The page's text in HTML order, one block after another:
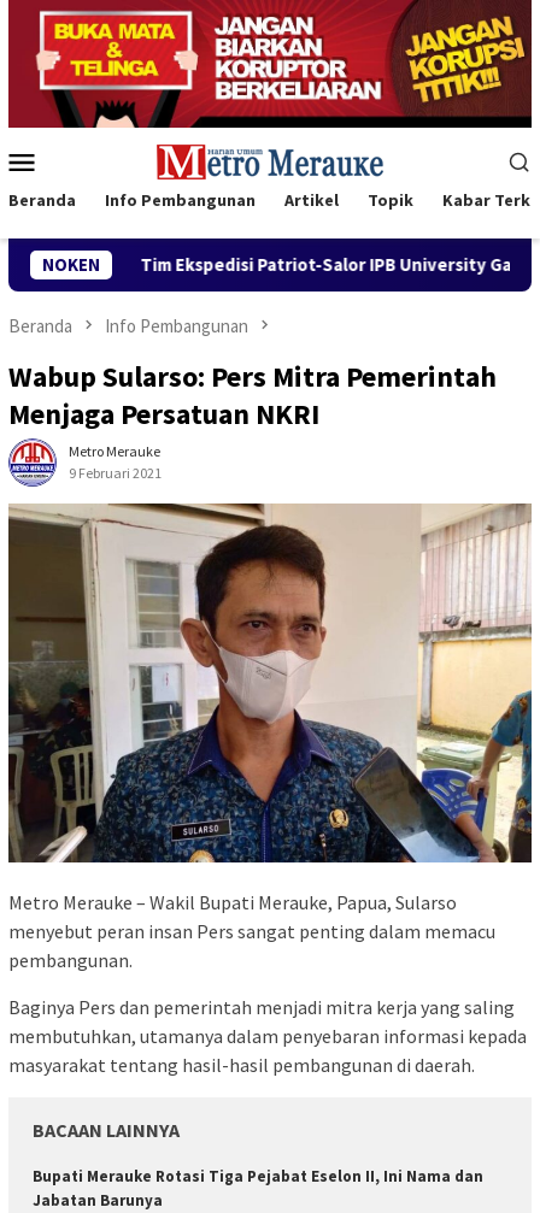
Loncat
konten
Mobile
Beranda Info Pembangunan Artikel Topik Kabar
NOKEN
IPB University Gandeng Dinas Perikanan Merauke
Beranda Info Pembangunan
Wabup Sularso: Pers Mitra Pemerintah
Menjaga Persatuan NKRI
Metro Merauke
9 Februari 2021
Metro Merauke – Wakil Bupati Merauke, Papua, Sularso
menyebut peran insan Pers sangat penting dalam memacu
pembangunan.
Baginya Pers dan pemerintah menjadi mitra kerja yang saling
membutuhkan, utamanya dalam penyebaran informasi kepada
masyarakat tentang hasil-hasil pembangunan di daerah.
BACAAN LAINNYA
Bupati Merauke Rotasi Tiga Pejabat Eselon II, Ini Nama dan
Jabatan Barunya